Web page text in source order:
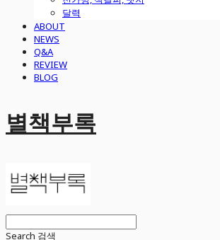
달력
ABOUT
NEWS
Q&A
REVIEW
BLOG
별책부록
Search 검색